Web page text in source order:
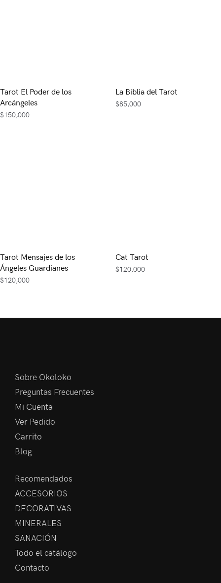
Tarot El Poder de los
Arcángeles
$150,000
La Biblia del Tarot
$85,000
Tarot Mensajes de los
Ángeles Guardianes
$120,000
Cat Tarot
$120,000
Sobre Okoloko
Preguntas Frecuentes
Mi Cuenta
Ver Pedido
Carrito
Blog
Recomendados
ACCESORIOS
DECORATIVAS
MINERALES
SANACIÓN
Todo el catálogo
Contacto